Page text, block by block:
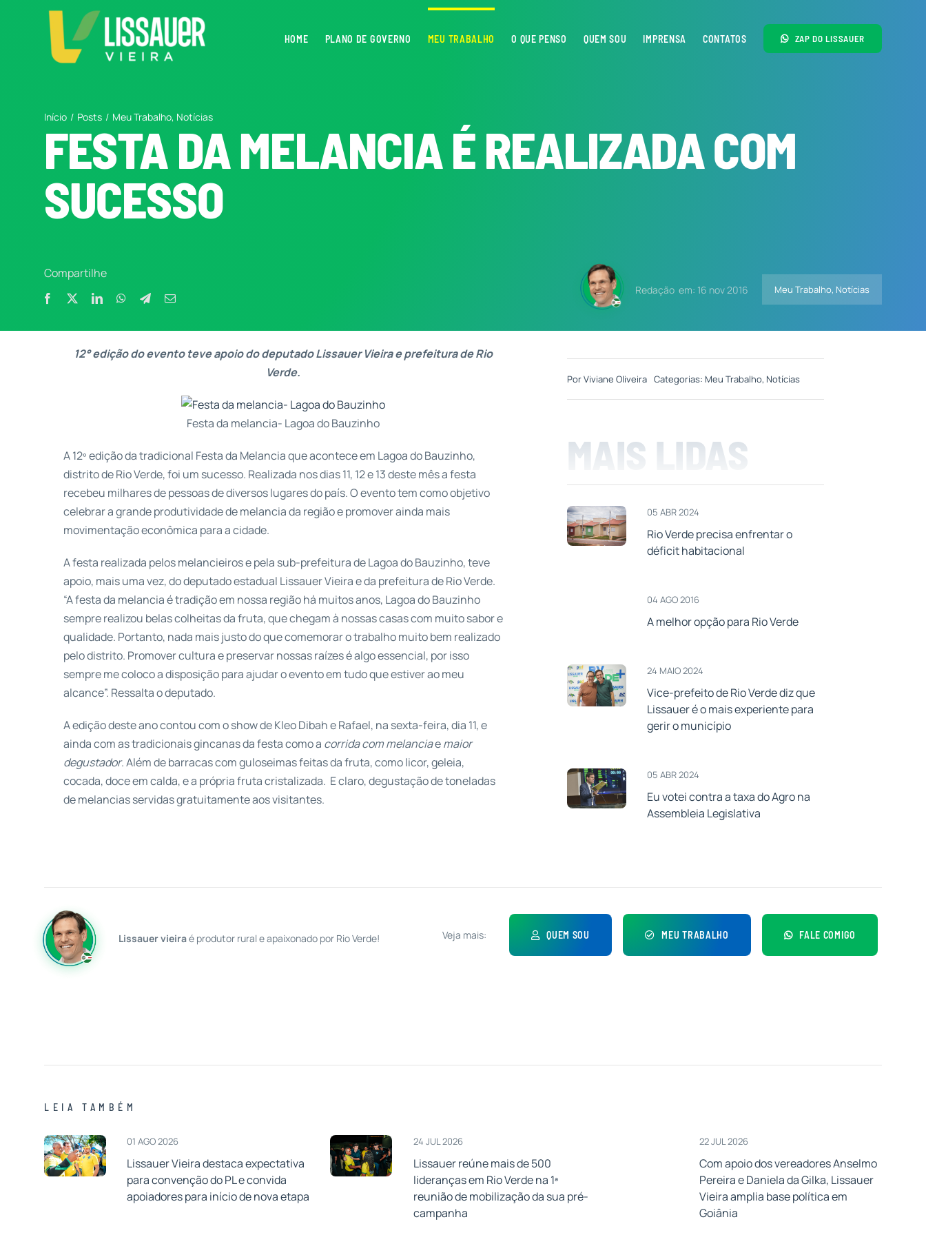
HOME PLANO DE GOVERNO MEU TRABALHO O QUE PENSO QUEM SOU IMPRENSA CONTATOS ZAP DO LISSAUER
Início Posts Meu Trabalho Notícias
FESTA DA MELANCIA É REALIZADA COM
SUCESSO
Compartilhe
Redação em: 16 nov 2016 Meu Trabalho, Notícias
12° edição do evento teve apoio do deputado Lissauer Vieira e prefeitura de Rio
Verde.
Festa da melancia- Lagoa do Bauzinho
A 12º edição da tradicional Festa da Melancia que acontece em Lagoa do Bauzinho,
distrito de Rio Verde, foi um sucesso. Realizada nos dias 11, 12 e 13 deste mês a festa
recebeu milhares de pessoas de diversos lugares do país. O evento tem como objetivo
celebrar a grande produtividade de melancia da região e promover ainda mais
movimentação econômica para a cidade.
A festa realizada pelos melancieiros e pela sub-prefeitura de Lagoa do Bauzinho, teve
apoio, mais uma vez, do deputado estadual Lissauer Vieira e da prefeitura de Rio Verde.
“A festa da melancia é tradição em nossa região há muitos anos, Lagoa do Bauzinho
sempre realizou belas colheitas da fruta, que chegam à nossas casas com muito sabor e
qualidade. Portanto, nada mais justo do que comemorar o trabalho muito bem realizado
pelo distrito. Promover cultura e preservar nossas raízes é algo essencial, por isso
sempre me coloco a disposição para ajudar o evento em tudo que estiver ao meu
alcance”. Ressalta o deputado.
A edição deste ano contou com o show de Kleo Dibah e Rafael, na sexta-feira, dia 11, e
ainda com as tradicionais gincanas da festa como a corrida com melanciaemaior
degustador. Além de barracas com guloseimas feitas da fruta, como licor, geleia,
cocada, doce em calda, e a própria fruta cristalizada. E claro, degustação de toneladas
de melancias servidas gratuitamente aos visitantes.
PorViviane Oliveira Categorias: Meu Trabalho, Notícias
MAIS LIDAS
05 ABR 2024
Rio Verde precisa enfrentar o
déficit habitacional
04 AGO 2016
A melhor opção para Rio Verde
24 MAIO 2024
Vice-prefeito de Rio Verde diz que
Lissauer é o mais experiente para
gerir o município
05 ABR 2024
Eu votei contra a taxa do Agro na
Assembleia Legislativa
Lissauer vieiraé produtor rural e apaixonado por Rio Verde! Veja mais: QUEM SOU MEU TRABALHO FALE COMIGO
LEIA TAMBÉM
01 AGO 2026
Lissauer Vieira destaca expectativa
para convenção do PL e convida
apoiadores para início de nova etapa
24 JUL 2026
Lissauer reúne mais de 500
lideranças em Rio Verde na 1ª
reunião de mobilização da sua pré-
campanha
22 JUL 2026
Com apoio dos vereadores Anselmo
Pereira e Daniela da Gilka, Lissauer
Vieira amplia base política em
Goiânia